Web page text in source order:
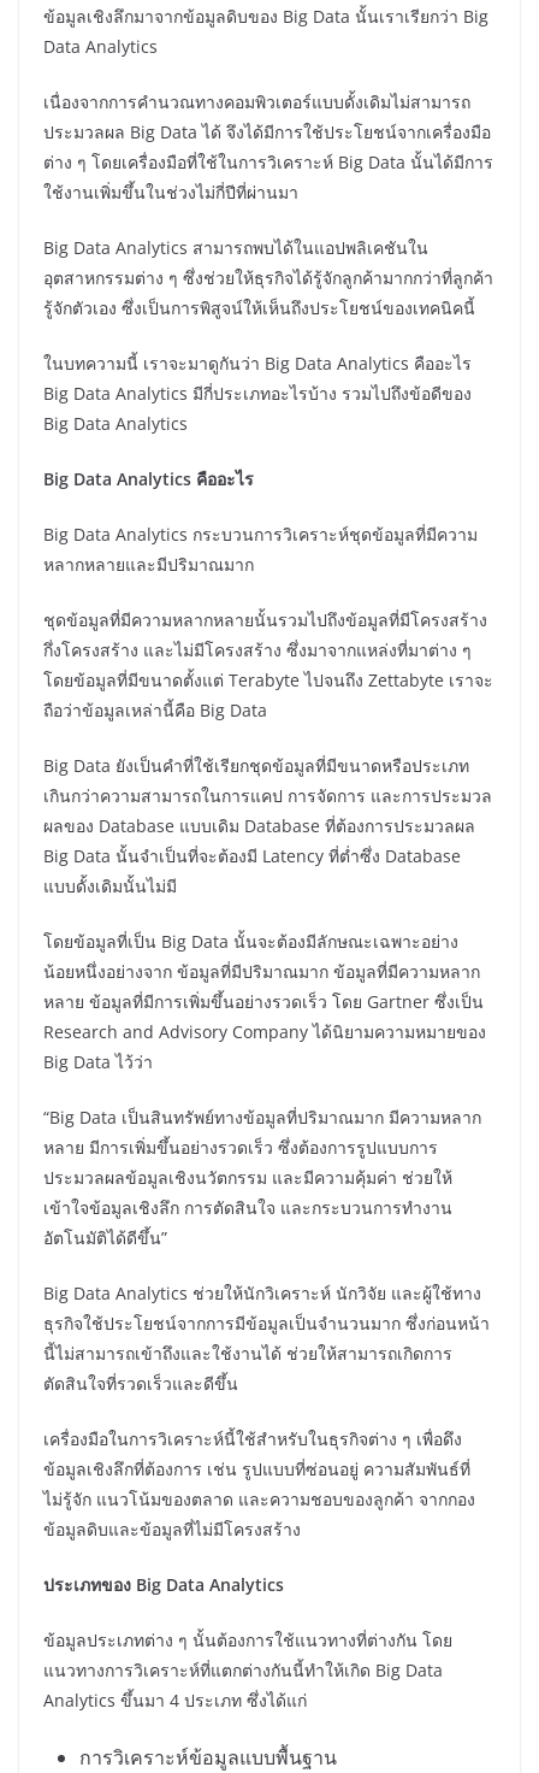
ข้อมูลเชิงลึกมาจากข้อมูลดิบของ Big Data นั้นเราเรียกว่า Big
Data Analytics
เนื่องจากการคำนวณทางคอมพิวเตอร์แบบดั้งเดิมไม่สามารถ
ประมวลผล Big Data ได้ จึงได้มีการใช้ประโยชน์จากเครื่องมือ
ต่าง ๆ โดยเครื่องมือที่ใช้ในการวิเคราะห์ Big Data นั้นได้มีการ
ใช้งานเพิ่มขึ้นในช่วงไม่กี่ปีที่ผ่านมา
Big Data Analytics สามารถพบได้ในแอปพลิเคชันใน
อุตสาหกรรมต่าง ๆ ซึ่งช่วยให้ธุรกิจได้รู้จักลูกค้ามากกว่าที่ลูกค้า
รู้จักตัวเอง ซึ่งเป็นการพิสูจน์ให้เห็นถึงประโยชน์ของเทคนิคนี้
ในบทความนี้ เราจะมาดูกันว่า Big Data Analytics คืออะไร
Big Data Analytics มีกี่ประเภทอะไรบ้าง รวมไปถึงข้อดีของ
Big Data Analytics
Big Data Analytics คืออะไร
Big Data Analytics กระบวนการวิเคราะห์ชุดข้อมูลที่มีความ
หลากหลายและมีปริมาณมาก
ชุดข้อมูลที่มีความหลากหลายนั้นรวมไปถึงข้อมูลที่มีโครงสร้าง
กึ่งโครงสร้าง และไม่มีโครงสร้าง ซึ่งมาจากแหล่งที่มาต่าง ๆ
โดยข้อมูลที่มีขนาดตั้งแต่ Terabyte ไปจนถึง Zettabyte เราจะ
ถือว่าข้อมูลเหล่านี้คือ Big Data
Big Data ยังเป็นคำที่ใช้เรียกชุดข้อมูลที่มีขนาดหรือประเภท
เกินกว่าความสามารถในการแคป การจัดการ และการประมวล
ผลของ Database แบบเดิม Database ที่ต้องการประมวลผล
Big Data นั้นจำเป็นที่จะต้องมี Latency ที่ต่ำซึ่ง Database
แบบดั้งเดิมนั้นไม่มี
โดยข้อมูลที่เป็น Big Data นั้นจะต้องมีลักษณะเฉพาะอย่าง
น้อยหนึ่งอย่างจาก ข้อมูลที่มีปริมาณมาก ข้อมูลที่มีความหลาก
หลาย ข้อมูลที่มีการเพิ่มขึ้นอย่างรวดเร็ว โดย Gartner ซึ่งเป็น
Research and Advisory Company ได้นิยามความหมายของ
Big Data ไว้ว่า
“Big Data เป็นสินทรัพย์ทางข้อมูลที่ปริมาณมาก มีความหลาก
หลาย มีการเพิ่มขึ้นอย่างรวดเร็ว ซึ่งต้องการรูปแบบการ
ประมวลผลข้อมูลเชิงนวัตกรรม และมีความคุ้มค่า ช่วยให้
เข้าใจข้อมูลเชิงลึก การตัดสินใจ และกระบวนการทำงาน
อัตโนมัติได้ดีขึ้น”
Big Data Analytics ช่วยให้นักวิเคราะห์ นักวิจัย และผู้ใช้ทาง
ธุรกิจใช้ประโยชน์จากการมีข้อมูลเป็นจำนวนมาก ซึ่งก่อนหน้า
นี้ไม่สามารถเข้าถึงและใช้งานได้ ช่วยให้สามารถเกิดการ
ตัดสินใจที่รวดเร็วและดีขึ้น
เครื่องมือในการวิเคราะห์นี้ใช้สำหรับในธุรกิจต่าง ๆ เพื่อดึง
ข้อมูลเชิงลึกที่ต้องการ เช่น รูปแบบที่ซ่อนอยู่ ความสัมพันธ์ที่
ไม่รู้จัก แนวโน้มของตลาด และความชอบของลูกค้า จากกอง
ข้อมูลดิบและข้อมูลที่ไม่มีโครงสร้าง
ประเภทของ Big Data Analytics
ข้อมูลประเภทต่าง ๆ นั้นต้องการใช้แนวทางที่ต่างกัน โดย
แนวทางการวิเคราะห์ที่แตกต่างกันนี้ทำให้เกิด Big Data
Analytics ขึ้นมา 4 ประเภท ซึ่งได้แก่
การวิเคราะห์ข้อมูลแบบพื้นฐาน